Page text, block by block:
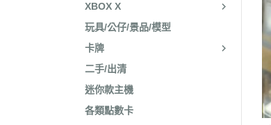
XBOX X
玩具/公仔/景品/模型
卡牌
二手/出清
迷你款主機
各類點數卡